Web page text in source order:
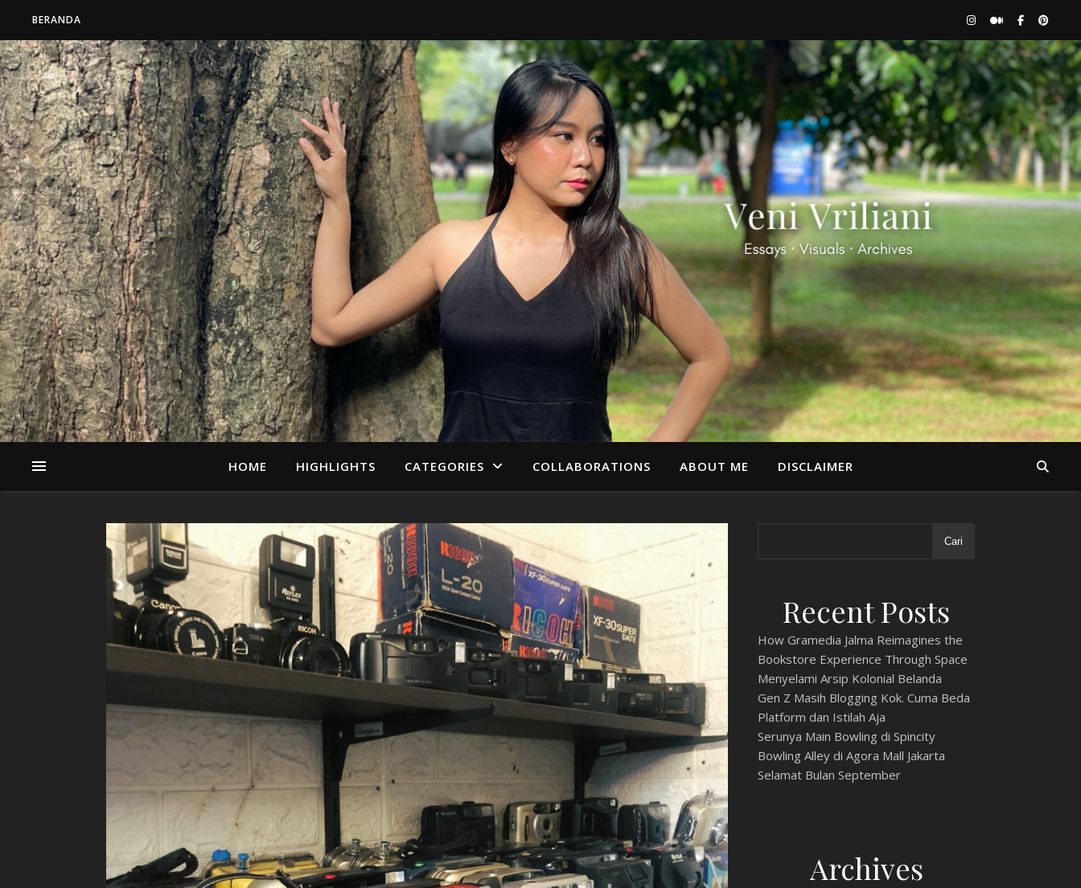
BERANDA
HOME HIGHLIGHTS CATEGORIES COLLABORATIONS ABOUT ME DISCLAIMER
Cari
Recent Posts
How Gramedia Jalma Reimagines the
Bookstore Experience Through Space
Menyelami Arsip Kolonial Belanda
Gen Z Masih Blogging Kok. Cuma Beda
Platform dan Istilah Aja
Serunya Main Bowling di Spincity
Bowling Alley di Agora Mall Jakarta
Selamat Bulan September
Archives